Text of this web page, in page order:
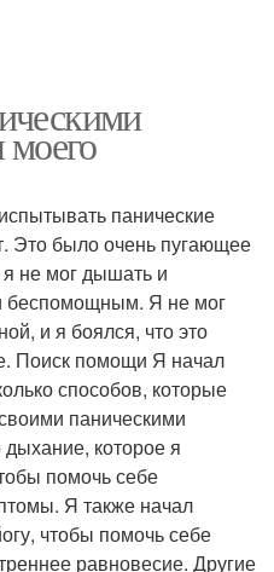
панические
Это было очень пугающее
я не мог дышать и
беспомощным. Я не мог
и я боялся, что это
Поиск помощи Я начал
способов, которые
паническими
которое я
помочь себе
Я также начал
чтобы помочь себе
равновесие. Другие